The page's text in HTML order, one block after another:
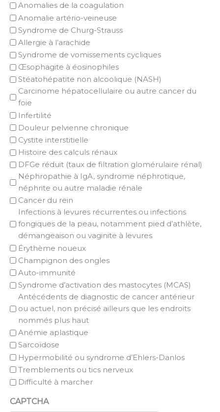
Anomalies de la coagulation
Anomalie artério-veineuse
Syndrome de Churg-Strauss
Allergie à l’arachide
Syndrome de vomissements cycliques
Œsophagite à éosinophiles
Stéatohépatite non alcoolique (NASH)
Carcinome hépatocellulaire ou autre cancer du
foie
Infertilité
Douleur pelvienne chronique
Cystite interstitielle
Histoire des calculs rénaux
DFGe réduit (taux de filtration glomérulaire rénal)
Néphropathie à IgA, syndrome néphrotique,
néphrite ou autre maladie rénale
Cancer du rein
Infections à levures récurrentes ou infections
fongiques de la peau, notamment pied d’athlète,
démangeaison ou vaginite à levures
Érythème noueux
Champignon des ongles
Auto-immunité
Syndrome d’activation des mastocytes (MCAS)
Antécédents de diagnostic de cancer antérieur
ou actuel, non précisé ailleurs que les endroits
nommés plus haut
Anémie aplastique
Sarcoïdose
Hypermobilité ou syndrome d’Ehlers-Danlos
Tremblements ou tics nerveux
Difficulté à marcher
CAPTCHA